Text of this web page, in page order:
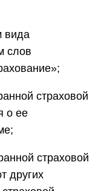
вида
слов
страховой
о ее
страховой
других